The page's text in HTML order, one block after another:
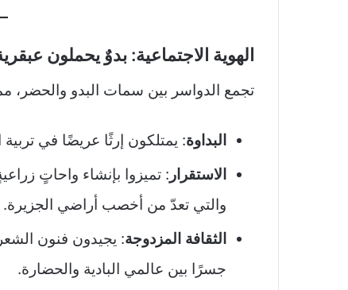
الهوية الاجتماعية: بدوٌ يحملون
تجمع الدواسر بين سمات البدو والحضر،
البداوة: يمتلكون إرثًا عريضًا في
الاستقرار : تميزوا بإنشاء واحاتٍ
والتي تعدّ من أخصب أراضي الجزيرة.
الثقافة المزدوجة: يجيدون فنون
جسرًا بين عالمي البادية والحضارة.